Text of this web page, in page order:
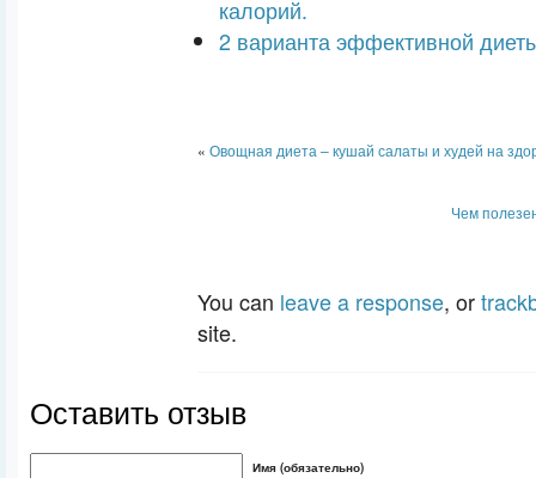
калорий.
2 варианта эффективной
« Овощная диета – кушай салаты и худей на
Чем
You can leave a response, or
site.
Оставить отзыв
Имя (обязательно)